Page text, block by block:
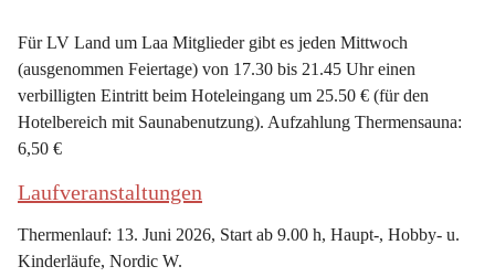
Für LV Land um Laa Mitglieder gibt es jeden Mittwoch
(ausgenommen Feiertage) von 17.30 bis 21.45 Uhr einen
verbilligten Eintritt beim Hoteleingang um 25.50 € (für den
Hotelbereich mit Saunabenutzung). Aufzahlung Thermensauna:
6,50 €
Laufveranstaltungen
Thermenlauf: 13. Juni 2026, Start ab 9.00 h, Haupt-, Hobby- u.
Kinderläufe, Nordic W.